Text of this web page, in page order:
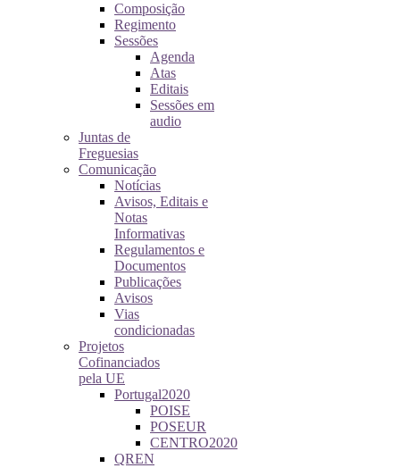
Composição
Regimento
Sessões
Agenda
Atas
Editais
Sessões em
audio
Juntas de
Freguesias
Comunicação
Notícias
Avisos, Editais e
Notas
Informativas
Regulamentos e
Documentos
Publicações
Avisos
Vias
condicionadas
Projetos
Cofinanciados
pela UE
Portugal2020
POISE
POSEUR
CENTRO2020
QREN